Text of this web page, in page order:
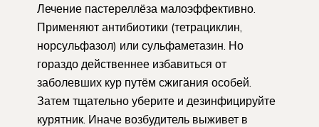
Лечение пастереллёза малоэффективно.
Применяют антибиотики (тетрациклин,
норсульфазол) или сульфаметазин. Но
гораздо действеннее избавиться от
заболевших кур путём сжигания особей.
Затем тщательно уберите и дезинфицируйте
курятник. Иначе возбудитель выживет в